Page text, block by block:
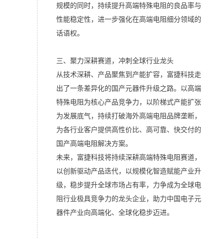
规模的同时，持续提升高端特殊电阻的良品率与
性能稳定性，进一步强化在高端电阻细分领域的
话语权。
三、聚力深耕赛道，冲刺全球行业龙头
从技术深耕、产品聚焦到产能扩容，富捷科技走
出了一条差异化的国产元器件升级之路。以高端
特殊电阻为核心产品竞争力，以阶梯式产能扩张
为发展底气，持续打破海外高端电阻品牌垄断，
为各行业客户提供高性价比、高可靠、快交付的
国产高端电阻解决方案。
未来，富捷科技将持续深耕高端特殊电阻赛道，
以创新驱动产品迭代，以规模化智造赋能产业升
级，稳步提升全球市场占有率，力争成为全球电
阻行业极具竞争力的龙头企业，助力中国电子元
器件产业向高端化、全球化稳步迈进。